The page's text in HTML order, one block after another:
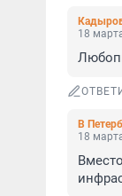
18
В
18